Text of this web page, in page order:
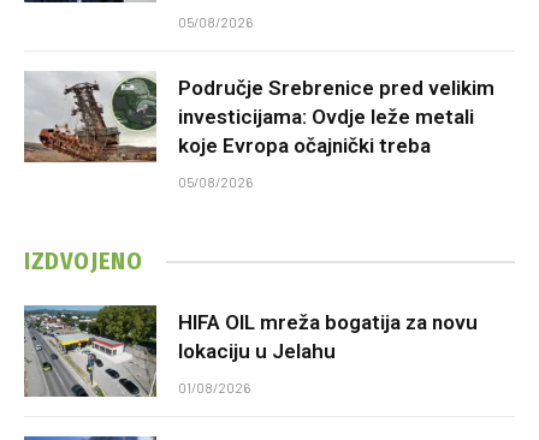
05/08/2026
Područje Srebrenice pred velikim
investicijama: Ovdje leže metali
koje Evropa očajnički treba
05/08/2026
IZDVOJENO
HIFA OIL mreža bogatija za novu
lokaciju u Jelahu
01/08/2026